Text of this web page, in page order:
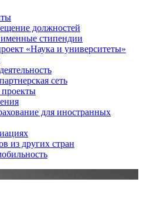
должностей
стипендии
«Наука и университеты»
сеть
для иностранных
из других стран